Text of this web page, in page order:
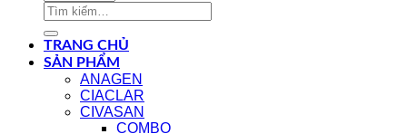
Tìm
kiếm:
TRANG CHỦ
SẢN PHẨM
ANAGEN
CIACLAR
CIVASAN
COMBO